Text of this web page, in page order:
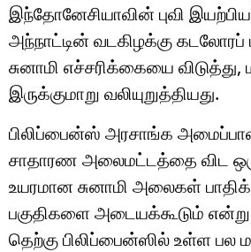
இந்தோனேசியாவின் புவி
அந்நாட்டின் வடகிழக்கு கடலோரப்
சுனாமி எச்சரிக்கையை விடுத்து,
இருக்குமாறு வலியுறுத்தியது.
பிலிப்பைன்ஸ் அரசாங்க
சாதாரண அலைமட்டத்தை விட
உயரமான சுனாமி அலைகள்
பகுதிகளை அடையக்கூடும் என்று
தெற்கு பிலிப்பைன்ஸில் உள்ள